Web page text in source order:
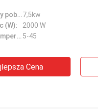
Znamionowy pobór mocy (kW):7,5kw
(W):
2000 W
Robocza temperatura otoczenia (℃): 5-45
Cena